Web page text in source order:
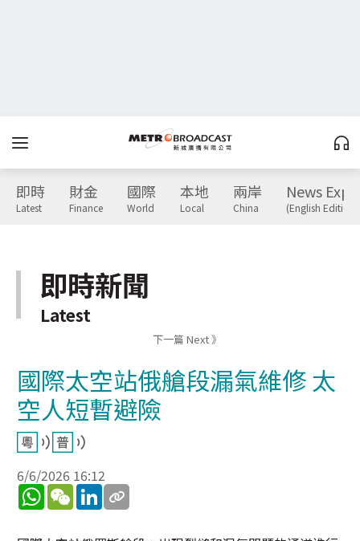
即時
Latest
財金
Finance
國際
World
本地
Local
兩岸
China
News
(English Edition)
即時新聞
Latest
下一篇 Next 》
國際太空站俄艙段漏氣維修 太
空人短暫避險
6/6/2026 16:12
WhatsApp
WeChatLinkedIn